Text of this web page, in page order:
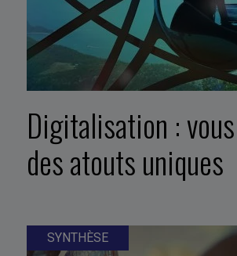
Digitalisation :
des atouts uniques
SYNTHÈSE